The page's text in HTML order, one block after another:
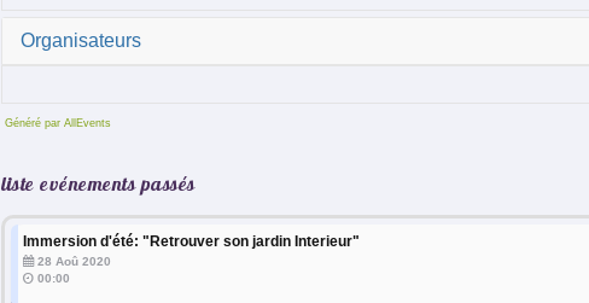
Organisateurs
Généré par AllEvents
liste evénements passés
Immersion d'été: "Retrouver son jardin Interieur"
28 Aoû 2020
00:00